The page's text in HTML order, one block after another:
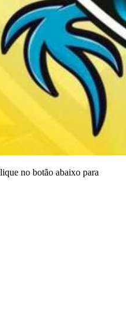
no botão abaixo para